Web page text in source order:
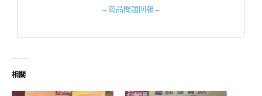
→ 商品問題回報 ←
相關